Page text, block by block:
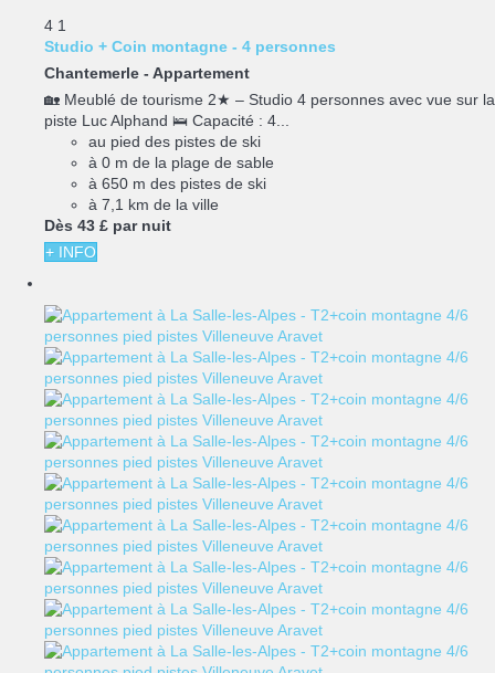
4 1
Studio + Coin montagne - 4 personnes
Chantemerle - Appartement
🏡 Meublé de tourisme 2★ – Studio 4 personnes avec vue sur la
piste Luc Alphand 🛌 Capacité : 4...
au pied des pistes de ski
à 0 m de la plage de sable
à 650 m des pistes de ski
à 7,1 km de la ville
Dès 43 £ par nuit
+ INFO